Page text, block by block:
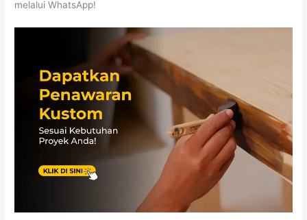
melalui WhatsApp!